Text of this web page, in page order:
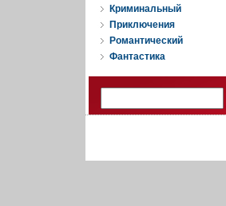
Криминальный
Приключения
Романтический
Фантастика